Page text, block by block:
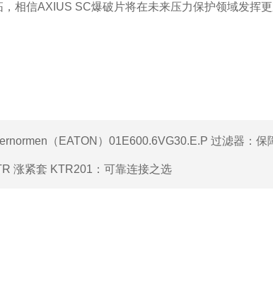
相信AXIUS SC爆破片将在未来压力保护领域发挥更
（EATON）01E600.6VG30.E.P 过滤器：保
涨紧套 KTR201：可靠连接之选